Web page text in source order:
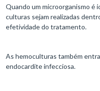
Quando um microorganismo é
culturas sejam realizadas
efetividade do tratamento.
As hemoculturas também
endocardite infecciosa.